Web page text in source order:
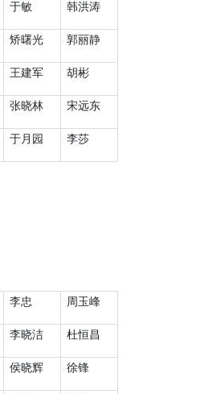
于敏 韩洪涛
矫曙光 郭丽静
王建军 胡彬
张晓林 宋远东
于月园 李莎
李忠 周玉峰
李晓洁 杜恒昌
侯晓辉 徐锋